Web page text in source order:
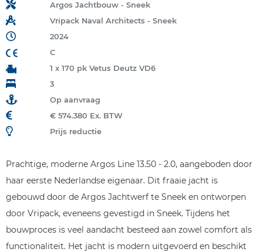
Argos Jachtbouw - Sneek
Vripack Naval Architects - Sneek
2024
C
1 x 170 pk Vetus Deutz VD6
3
Op aanvraag
€ 574.380 Ex. BTW
Prijs reductie
Prachtige, moderne Argos Line 13.50 - 2.0, aangeboden door
haar eerste Nederlandse eigenaar. Dit fraaie jacht is
gebouwd door de Argos Jachtwerf te Sneek en ontworpen
door Vripack, eveneens gevestigd in Sneek. Tijdens het
bouwproces is veel aandacht besteed aan zowel comfort als
functionaliteit. Het jacht is modern uitgevoerd en beschikt